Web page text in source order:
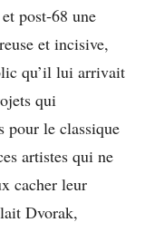
post-68 une
et incisive,
qu’il lui arrivait
qui
pour le classique
artistes qui ne
cacher leur
Dvorak,